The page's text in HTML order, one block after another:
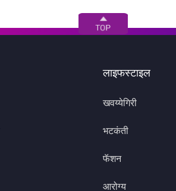
लाइफस्टाइल
खवय्येगिरी
भटकंती
फॅशन
आरोग्य